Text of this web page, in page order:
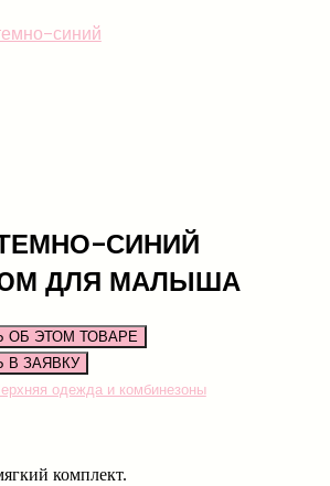
СИНИЙ
ДЛЯ МАЛЫША
ОБ ЭТОМ ТОВАРЕ
одежда и комбинезоны
комплект.